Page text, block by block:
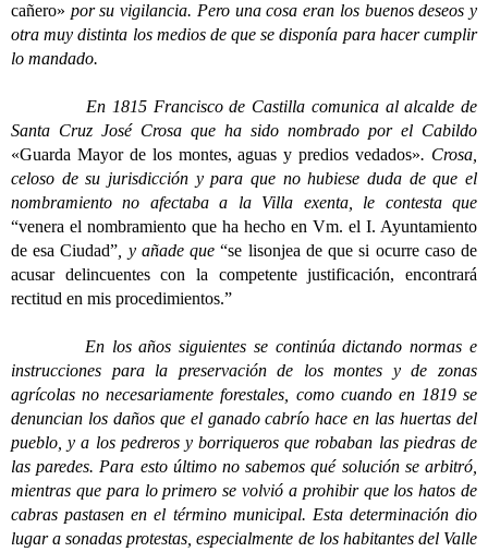
cañero» por su vigilancia. Pero una cosa eran los buenos deseos y
otra muy distinta los medios de que se disponía para hacer cumplir
lo mandado.
En 1815 Francisco de Castilla comunica al alcalde de
Santa Cruz José Crosa que ha sido nombrado por el Cabildo
«Guarda Mayor de los montes, aguas y predios vedados». Crosa,
celoso de su jurisdicción y para que no hubiese duda de que el
nombramiento no afectaba a la Villa exenta, le contesta que
“venera el nombramiento que ha hecho en Vm. el I. Ayuntamiento
de esa Ciudad” , y añade que“se lisonjea de que si ocurre caso de
acusar delincuentes con la competente justificación, encontrará
rectitud en mis procedimientos.”
En los años siguientes se continúa dictando normas e
instrucciones para la preservación de los montes y de zonas
agrícolas no necesariamente forestales, como cuando en 1819 se
denuncian los daños que el ganado cabrío hace en las huertas del
pueblo, y a los pedreros y borriqueros que robaban las piedras de
las paredes. Para esto último no sabemos qué solución se arbitró,
mientras que para lo primero se volvió a prohibir que los hatos de
cabras pastasen en el término municipal. Esta determinación dio
lugar a sonadas protestas, especialmente de los habitantes del Valle